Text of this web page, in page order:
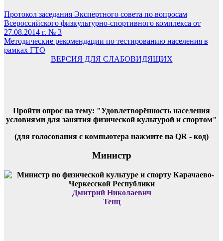
Протокол заседания Экспертного совета по вопросам
Всероссийского физкультурно-спортивного комплекса от
27.08.2014 г. № 3
Методические рекомендации по тестированию населения в
рамках ГТО
ВЕРСИЯ ДЛЯ СЛАБОВИДЯЩИХ
Пройти опрос на тему: "Удовлетворённость населения
условиями для занятия физической культурой и спортом"
(для голосования с компьютера нажмите на QR - код)
Министр
Дмитрий Николаевич
Тенц